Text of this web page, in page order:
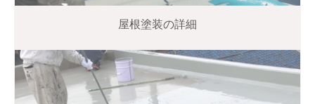
屋根塗装の詳細